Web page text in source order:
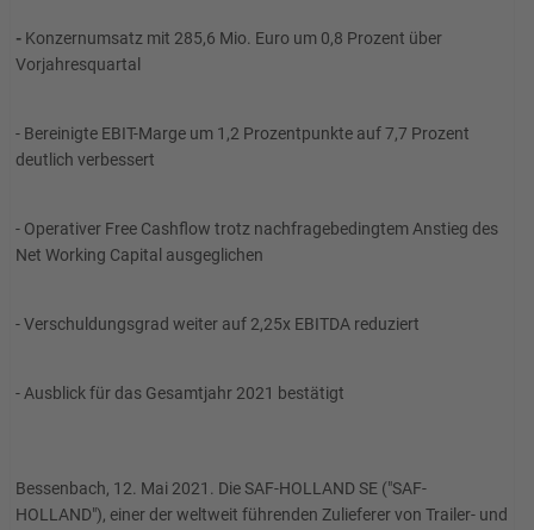
- Konzernumsatz mit 285,6 Mio. Euro um 0,8 Prozent über
Vorjahresquartal
- Bereinigte EBIT-Marge um 1,2 Prozentpunkte auf 7,7 Prozent
deutlich verbessert
- Operativer Free Cashflow trotz nachfragebedingtem Anstieg des
Net Working Capital ausgeglichen
- Verschuldungsgrad weiter auf 2,25x EBITDA reduziert
- Ausblick für das Gesamtjahr 2021 bestätigt
Bessenbach, 12. Mai 2021. Die SAF-HOLLAND SE ("SAF-
HOLLAND"), einer der weltweit führenden Zulieferer von Trailer- und